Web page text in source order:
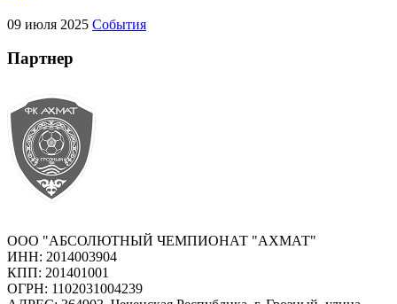
09 июля 2025 События
Партнер
ООО "АБСОЛЮТНЫЙ ЧЕМПИОНАТ "АХМАТ"
ИНН: 2014003904
КПП: 201401001
ОГРН: 1102031004239